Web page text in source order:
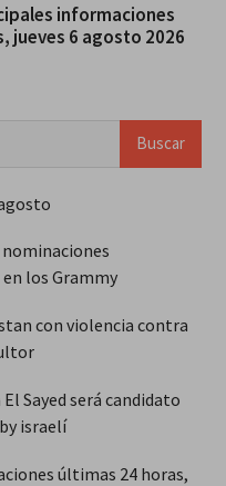
informaciones
jueves 6 agosto 2026
los Grammy
con violencia contra
Sayed será candidato
israelí
últimas 24 horas,